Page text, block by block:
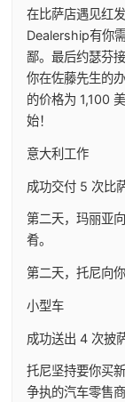
在比萨店遇见红
Dealership有你
鄙。最后约瑟芬
你在佐藤先生的
的价格为 1,100
始！
意大利工作
成功交付 5 次比
第二天，玛丽亚
肴。
第二天，托尼向
小型车
成功送出 4 次披萨
托尼坚持要你买
争执的汽车零售